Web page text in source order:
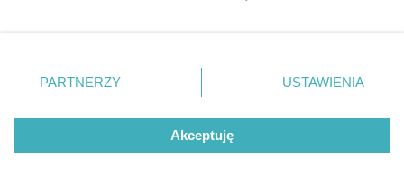
Copyright © 2022 Kurier Szczeciński sp. z o.o.
Wszelkie prawa zastrzeżone
Nota wydawnicza
Nota prawna
Polityka prywatności
Reklama
prywatności znajdujący się w lewym dolnym rogu strony
. Niektóre rodzaje przetwarzania danych nie wymagają
takiemu przetwarzaniu. Preferencje będą miały
zastosowania tylko na tej witrynie.
PARTNERZY USTAWIENIA
Akceptuję